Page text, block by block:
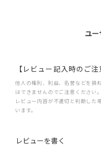
ユ
【レビュー記入時のご注
他人の権利、利益、名誉などを損
はできませんのでご注意ください。
レビュー内容が不適切と判断した
います。
レビューを書く